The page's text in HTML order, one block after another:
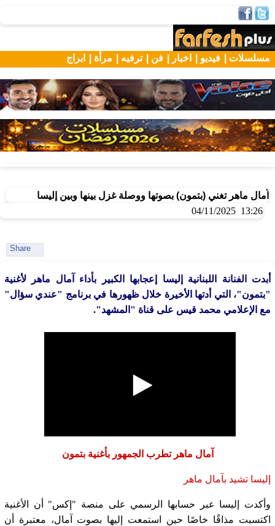
مسلسلات | فيديو | اخبار | فن | ترفيه | مرأة | ابراج
آمال ماهر تغني (بتمون) بصوتها ووصلة غزل بينها وبين إليسا
13:26 04/11/2025
Share
أبدت الفنانة اللبنانية إليسا إعجابها الكبير بأداء آمال ماهر لأغنية
"بتمون"، التي أدتها الأخيرة خلال ظهورها في برنامج "عندي سؤال"
مع الإعلامي محمد قيس على قناة "المشهد".
آمال ماهر تطرب الجمهور بأغنية بتمون
إليسا تشيد بآمال ماهر
وأكدت إليسا عبر حسابها الرسمي على منصة "إكس" أن الأغنية
اكتسبت مذاقًا خاصًا حين استمعت إليها بصوت آمال، معتبرة أن